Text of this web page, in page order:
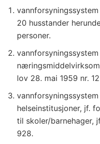
20 husstander
personer.
lov 28. mai 1959 nr.
helseinstitusjoner, jf.
til skoler/barnehager,
928.